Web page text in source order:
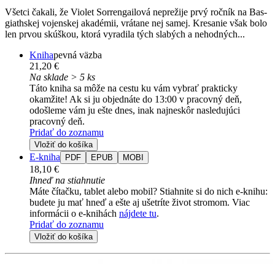
Všetci čakali, že Violet Sorrengailová neprežije prvý ročník na Bas­
giathskej vojenskej akadémii, vrátane nej samej. Kresanie však bolo
len prvou skúškou, ktorá vyradila tých slabých a nehodných...
Knihapevná väzba
21,20 €
Na sklade > 5 ks
Táto kniha sa môže na cestu ku vám vybrať prakticky
okamžite! Ak si ju objednáte do 13:00 v pracovný deň,
odošleme vám ju ešte dnes, inak najneskôr nasledujúci
pracovný deň.
Pridať do zoznamu
Vložiť do košíka
E-kniha PDF EPUB MOBI
18,10 €
Ihneď na stiahnutie
Máte čítačku, tablet alebo mobil? Stiahnite si do nich e-knihu:
budete ju mať hneď a ešte aj ušetríte život stromom. Viac
informácii o e-knihách nájdete tu.
Pridať do zoznamu
Vložiť do košíka